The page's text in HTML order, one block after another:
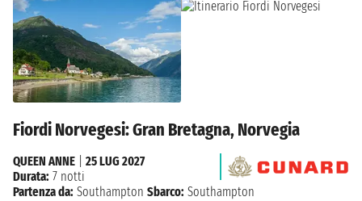
Fiordi Norvegesi: Gran Bretagna, Norvegia
QUEEN ANNE
25 LUG 2027
Durata: 7 notti
Partenza da: Southampton Sbarco: Southampton